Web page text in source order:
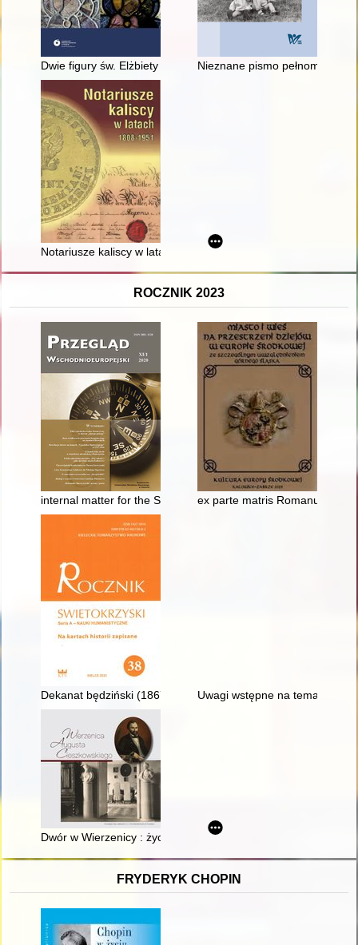
Dwie figury św. Elżbiety z Turyngii : o zaskakującym odkryciu
Nieznane pismo pełnomocnika
Notariusze kaliscy w latach 1808-1951
ROCZNIK 2023
internal matter for the Soviet Union” : the attitude of the
ex parte matris Romanus a
Dekanat będziński (1867-1914) w świetle źródeł
Uwagi wstępne na temat
Dwór w Wierzenicy : życie po życiu
FRYDERYK CHOPIN